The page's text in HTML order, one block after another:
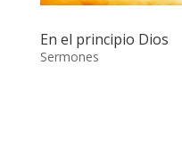
En el principio Dios
Sermones